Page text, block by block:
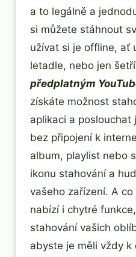
a to legálně a
si můžete stáhnout
užívat si je offline, ať
letadle, nebo jen
předplatným
získáte možnost
aplikaci a poslouchat
bez připojení k
album, playlist nebo
ikonu stahování a
vašeho zařízení. A
nabízí i chytré
stahování vašich
abyste je měli vždy k